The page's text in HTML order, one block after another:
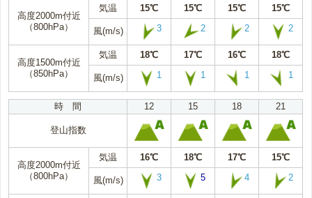
高度2000m付近
（800hPa）
気温 15℃ 15℃ 15℃ 15℃
風(m/s) 3 2 2 2
高度1500m付近
（850hPa）
気温 18℃ 17℃ 16℃ 18℃
風(m/s) 1 1 1 1
時 間 12 15 18 21
登山指数
高度2000m付近
（800hPa）
気温 16℃ 18℃ 17℃ 15℃
風(m/s) 3 5 4 2